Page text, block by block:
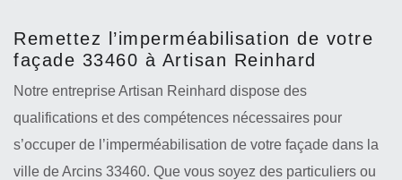
Remettez l’imperméabilisation de votre
façade 33460 à Artisan Reinhard
Notre entreprise Artisan Reinhard dispose des
qualifications et des compétences nécessaires pour
s’occuper de l’imperméabilisation de votre façade dans la
ville de Arcins 33460. Que vous soyez des particuliers ou